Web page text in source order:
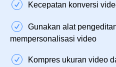
Kecepatan konversi
Gunakan alat
mempersonalisasi video
Kompres ukuran video